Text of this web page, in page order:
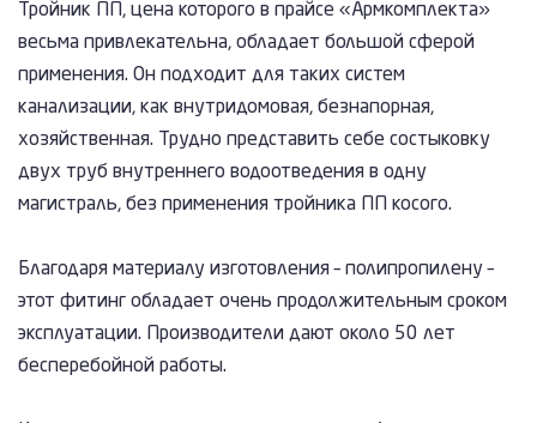
Тройник ПП, цена которого в прайсе «Армкомплекта»
весьма привлекательна, обладает большой сферой
применения. Он подходит для таких систем
канализации, как внутридомовая, безнапорная,
хозяйственная. Трудно представить себе состыковку
двух труб внутреннего водоотведения в одну
магистраль, без применения тройника ПП косого.
Благодаря материалу изготовления – полипропилену –
этот фитинг обладает очень продолжительным сроком
эксплуатации. Производители дают около 50 лет
бесперебойной работы.